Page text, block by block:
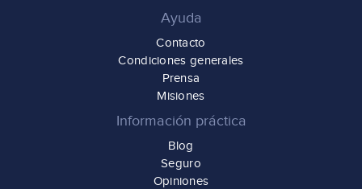
Ayuda
Contacto
Condiciones generales
Prensa
Misiones
Información práctica
Blog
Seguro
Opiniones